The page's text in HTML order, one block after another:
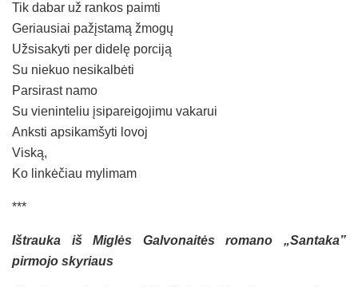
Tik dabar už rankos paimti
Geriausiai pažįstamą žmogų
Užsisakyti per didelę porciją
Su niekuo nesikalbėti
Parsirast namo
Su vieninteliu įsipareigojimu vakarui
Anksti apsikamšyti lovoj
Viską,
Ko linkėčiau mylimam
***
Ištrauka iš Miglės Galvonaitės romano „Santaka”
pirmojo skyriaus